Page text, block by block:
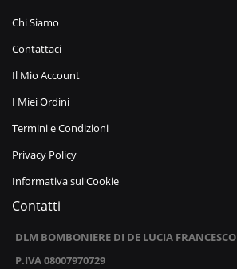
Chi Siamo
Contattaci
Il Mio Account
I Miei Ordini
Termini e Condizioni
Privacy Policy
Informativa sui Cookie
Contatti
DLM BOMBONIERE DI DE LUCIA FRANCESCO
P.IVA 08007970729